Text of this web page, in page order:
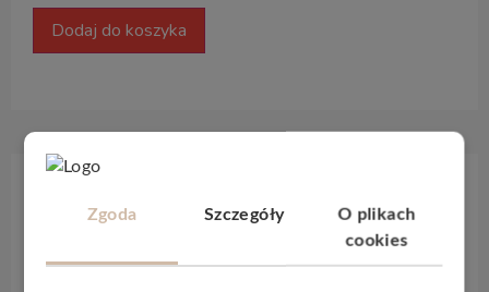
Dodaj do koszyka
Opis produktu
KolekcjaLegend 4Vto propozycja dla osób
Zgoda Szczegóły
O plikach
cookies